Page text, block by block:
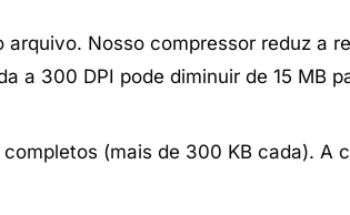
Nosso compressor reduz a
a 300 DPI pode diminuir de 15 MB
(mais de 300 KB cada). A